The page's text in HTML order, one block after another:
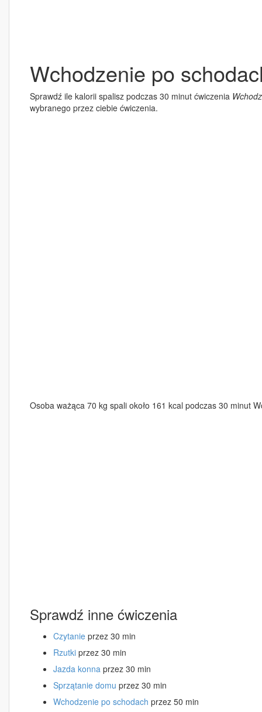
Wchodzenie po
Sprawdź ile kalorii spalisz podczas 30 minut ćwiczenia
wybranego przez ciebie ćwiczenia.
Osoba ważąca 70 kg spali około 161 kcal podczas 30 minut
Sprawdź inne ćwiczenia
Czytanie przez 30 min
Rzutki przez 30 min
Jazda konna przez 30 min
Sprzątanie domu przez 30 min
Wchodzenie po schodach przez 50 min